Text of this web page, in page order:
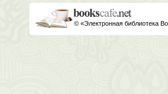
© «Электронная библиотека